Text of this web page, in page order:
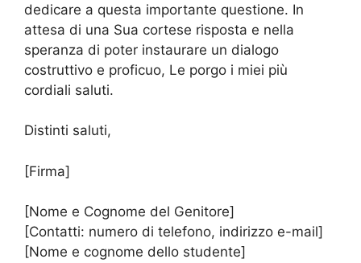
dedicare a questa importante questione. In
attesa di una Sua cortese risposta e nella
speranza di poter instaurare un dialogo
costruttivo e proficuo, Le porgo i miei più
cordiali saluti.
Distinti saluti,
[Firma]
[Nome e Cognome del Genitore]
[Contatti: numero di telefono, indirizzo e-mail]
[Nome e cognome dello studente]